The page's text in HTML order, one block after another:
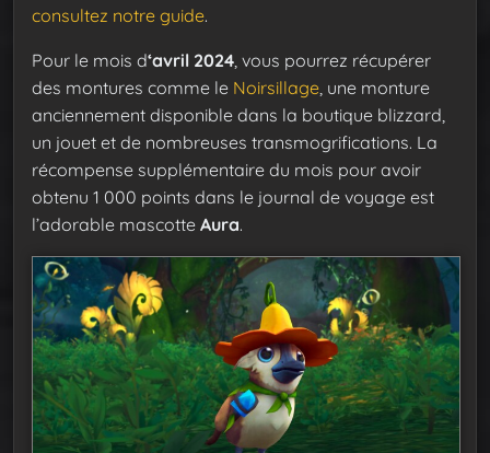
consultez notre guide.
Pour le mois d‘avril 2024 , vous pourrez récupérer
des montures comme le Noirsillage , une monture
anciennement disponible dans la boutique blizzard,
un jouet et de nombreuses transmogrifications. La
récompense supplémentaire du mois pour avoir
obtenu 1 000 points dans le journal de voyage est
l’adorable mascotte Aura.